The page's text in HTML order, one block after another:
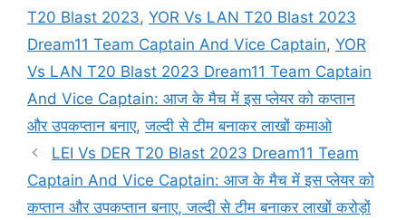
T20 Blast 2023, YOR Vs LAN T20 Blast 2023
Dream11 Team Captain And Vice Captain, YOR
Vs LAN T20 Blast 2023 Dream11 Team Captain
And Vice Captain: आज के मैच में इस प्लेयर को कप्तान
और उपकप्तान बनाए,जल्दी से टीम बनाकर लाखों कमाओ
LEI Vs DER T20 Blast 2023 Dream11 Team
Captain And Vice Captain: आज के मैच में इस प्लेयर को
कप्तान और उपकप्तान बनाए, जल्दी से टीम बनाकर लाखों करोड़ों